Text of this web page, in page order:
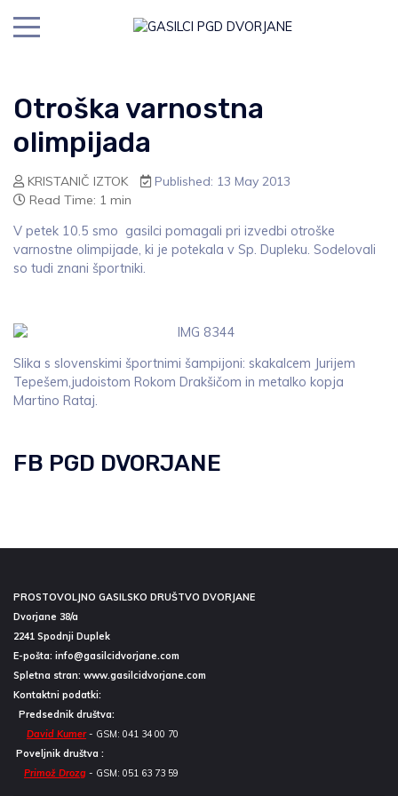
Otroška varnostna
olimpijada
KRISTANIČ IZTOK
Published: 13 May 2013
Read Time: 1 min
V petek 10.5 smo gasilci pomagali pri izvedbi otroške
varnostne olimpijade, ki je potekala v Sp. Dupleku. Sodelovali
so tudi znani športniki.
Slika s slovenskimi športnimi šampijoni: skakalcem Jurijem
Tepešem,judoistom Rokom Drakšičom in metalko kopja
Martino Rataj.
FB PGD DVORJANE
PROSTOVOLJNO GASILSKO DRUŠTVO DVORJANE
Dvorjane 38/a
2241 Spodnji Duplek
E-pošta: info@gasilcidvorjane.com
Spletna stran: www.gasilcidvorjane.com
Kontaktni podatki:
Predsednik društva:
David Kumer- GSM: 041 34 00 70
Poveljnik društva :
Primož Drozg - GSM: 051 63 73 59